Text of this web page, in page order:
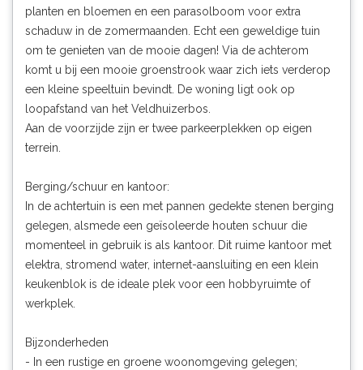
planten en bloemen en een parasolboom voor extra
schaduw in de zomermaanden. Echt een geweldige tuin
om te genieten van de mooie dagen! Via de achterom
komt u bij een mooie groenstrook waar zich iets verderop
een kleine speeltuin bevindt. De woning ligt ook op
loopafstand van het Veldhuizerbos.
Aan de voorzijde zijn er twee parkeerplekken op eigen
terrein.
Berging/schuur en kantoor:
In de achtertuin is een met pannen gedekte stenen berging
gelegen, alsmede een geïsoleerde houten schuur die
momenteel in gebruik is als kantoor. Dit ruime kantoor met
elektra, stromend water, internet-aansluiting en een klein
keukenblok is de ideale plek voor een hobbyruimte of
werkplek.
Bijzonderheden
- In een rustige en groene woonomgeving gelegen;